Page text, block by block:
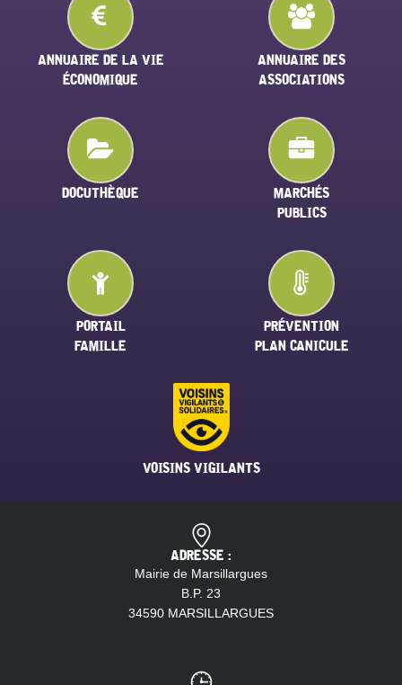
ANNUAIRE DE LA VIE
ÉCONOMIQUE
ANNUAIRE DES
ASSOCIATIONS
DOCUTHÈQUE
MARCHÉS
PUBLICS
PORTAIL
FAMILLE
PRÉVENTION
PLAN CANICULE
VOISINS VIGILANTS
ADRESSE :
Mairie de Marsillargues
B.P. 23
34590 MARSILLARGUES